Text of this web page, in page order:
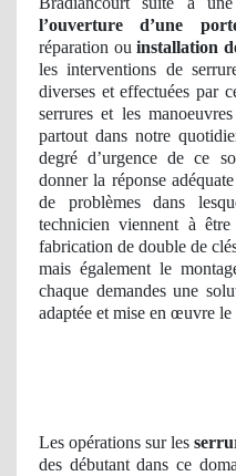
l’ouverture d’une
réparation ouinstallation
les interventions de
diverses et effectuées par
serrures et les
partout dans notre
degré d’urgence de ce
donner la réponse
de problèmes dans
technicien viennent à
fabrication de double de
mais également le
chaque demandes une
adaptée et mise en œuvre
Les opérations sur les
des débutant dans ce